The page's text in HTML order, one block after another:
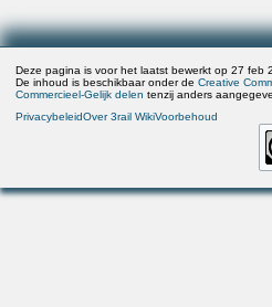
Deze pagina is voor het laatst bewerkt op 27 feb
De inhoud is beschikbaar onder deCreative
Commercieel-Gelijk delen tenzij anders
PrivacybeleidOver 3rail WikiVoorbehoud